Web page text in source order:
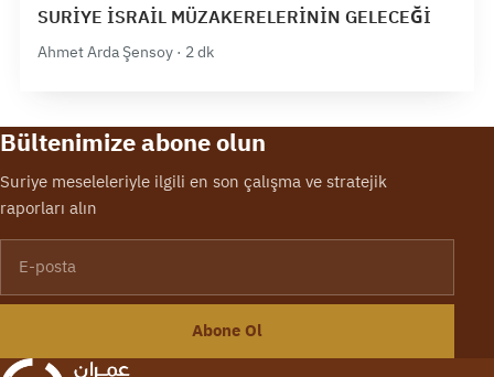
SURİYE İSRAİL MÜZAKERELERİNİN GELECEĞİ
Ahmet Arda Şensoy · 2 dk
Bültenimize abone olun
Suriye meseleleriyle ilgili en son çalışma ve stratejik
raporları alın
Abone Ol